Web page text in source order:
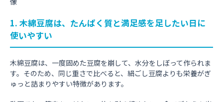
1. 木綿豆腐は、たんぱく質と満足感を足したい日に
使いやすい
木綿豆腐は、一度固めた豆腐を崩して、水分をしぼって作られま
す。そのため、同じ重さで比べると、絹ごし豆腐よりも栄養がぎ
ゅっと詰まりやすい特徴があります。